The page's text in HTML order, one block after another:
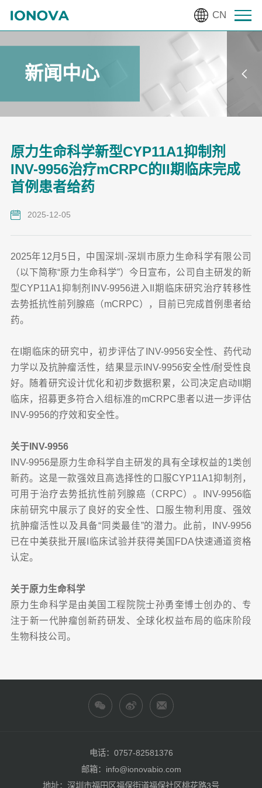
CN
新闻中心
原力生命科学新型CYP11A1抑制剂
INV-9956治疗mCRPC的II期临床完成
首例患者给药
2025-12-05
2025年12月5日，中国深圳-深圳市原力生命科学有限公司
（以下简称“原力生命科学”）今日宣布，公司自主研发的新
型CYP11A1抑制剂INV-9956进入II期临床研究治疗转移性
去势抵抗性前列腺癌（mCRPC），目前已完成首例患者给
药。
在I期临床的研究中，初步评估了INV-9956安全性、药代动
力学以及抗肿瘤活性，结果显示INV-9956安全性/耐受性良
好。随着研究设计优化和初步数据积累，公司决定启动II期
临床，招募更多符合入组标准的mCRPC患者以进一步评估
INV-9956的疗效和安全性。
关于INV-9956
INV-9956是原力生命科学自主研发的具有全球权益的1类创
新药。这是一款强效且高选择性的口服CYP11A1抑制剂，
可用于治疗去势抵抗性前列腺癌（CRPC）。INV-9956临
床前研究中展示了良好的安全性、口服生物利用度、强效
抗肿瘤活性以及具备“同类最佳”的潜力。此前，INV-9956
已在中美获批开展I临床试验并获得美国FDA快速通道资格
认定。
关于原力生命科学
原力生命科学是由美国工程院院士孙勇奎博士创办的、专
注于新一代肿瘤创新药研发、全球化权益布局的临床阶段
生物科技公司。
电话：0757-82581376
邮箱：info@ionovabio.com
地址：深圳市福田区福保街道福保社区桃花路3号